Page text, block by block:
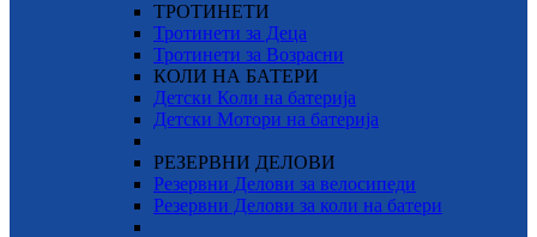
ТРОТИНЕТИ
Тротинети за Деца
Тротинети за Возрасни
КОЛИ НА БАТЕРИ
Детски Коли на батерија
Детски Мотори на батерија
РЕЗЕРВНИ ДЕЛОВИ
Резервни Делови за велосипеди
Резервни Делови за коли на батери